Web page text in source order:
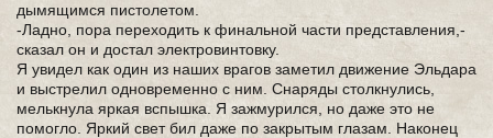
дымящимся пистолетом.
-Ладно, пора переходить к финальной части представления,-
сказал он и достал электровинтовку.
Я увидел как один из наших врагов заметил движение Эльдара
и выстрелил одновременно с ним. Снаряды столкнулись,
мелькнула яркая вспышка. Я зажмурился, но даже это не
помогло. Яркий свет бил даже по закрытым глазам. Наконец